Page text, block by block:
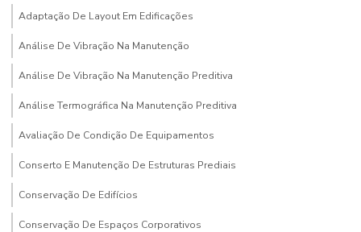
Adaptação De Layout Em Edificações
Análise De Vibração Na Manutenção
Análise De Vibração Na Manutenção Preditiva
Análise Termográfica Na Manutenção Preditiva
Avaliação De Condição De Equipamentos
Conserto E Manutenção De Estruturas Prediais
Conservação De Edifícios
Conservação De Espaços Corporativos